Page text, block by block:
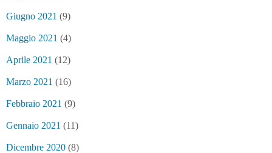
Giugno 2021 (9)
Maggio 2021 (4)
Aprile 2021 (12)
Marzo 2021 (16)
Febbraio 2021 (9)
Gennaio 2021 (11)
Dicembre 2020 (8)